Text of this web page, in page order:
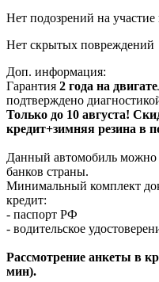
Нет подозрений на
Нет скрытых повреждений
Доп. информация:
Гарантия 2 года на
подтверждено
Только до 10 августа!
кредит+зимняя резина в
Данный автомобиль можно
банков страны.
Минимальный комплект
кредит:
- паспорт РФ
- водительское
Рассмотрение анкеты в
мин).